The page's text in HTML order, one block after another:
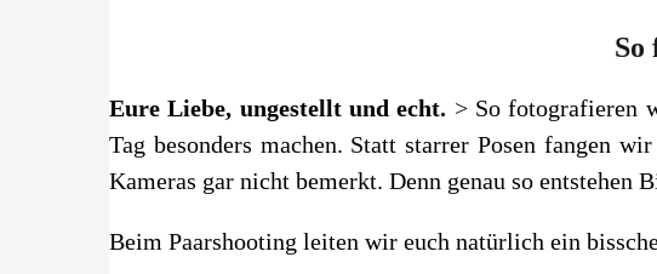
So
Eure Liebe, ungestellt und echt. > So fotografieren
Tag besonders machen. Statt starrer Posen fangen
Kameras gar nicht bemerkt. Denn genau so entstehen
Beim Paarshooting leiten wir euch natürlich ein